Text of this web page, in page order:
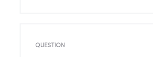
QUESTION